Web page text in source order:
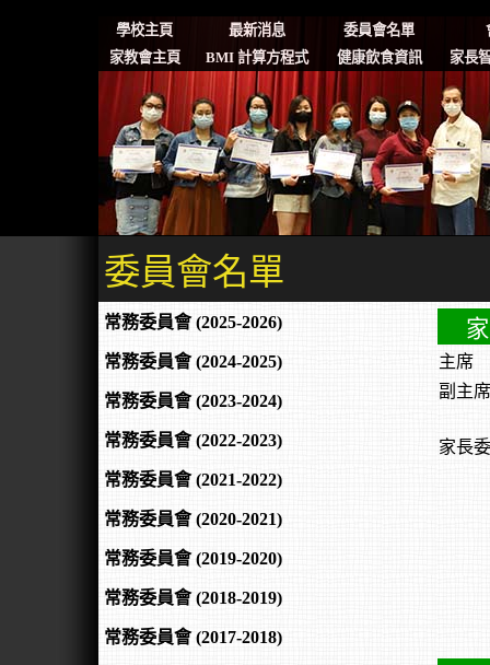
學校主頁 最新消息 委員會名單
家教會主頁
BMI 計算方程式 健康飲食資訊 家長
委員會名單
常務委員會 (2025-2026)
常務委員會 (2024-2025)
常務委員會 (2023-2024)
常務委員會 (2022-2023)
常務委員會 (2021-2022)
常務委員會 (2020-2021)
常務委員會 (2019-2020)
常務委員會 (2018-2019)
常務委員會 (2017-2018)
主席
副主席
家長